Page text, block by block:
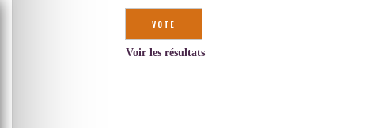
Voir les résultats